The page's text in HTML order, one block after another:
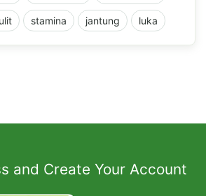
stamina jantung luka
and Create Your Account